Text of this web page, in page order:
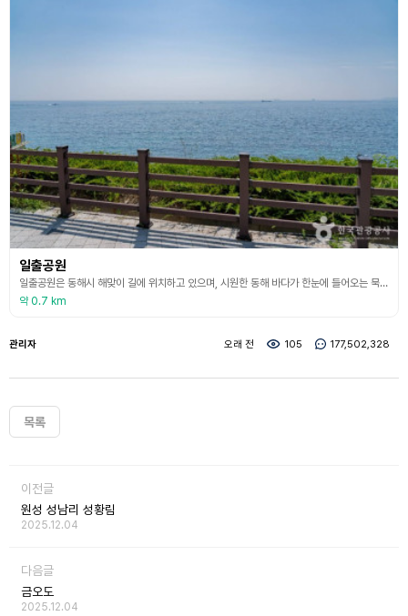
일출공원
일출공원은 동해시 해맞이 길에 위치하고 있으며, 시원한 동해 바다가 한눈에 들어오는 묵호등대가 있다. 그리고 주변에는 휴게시설이 연중 개방되어 있어 많은 관광객이 찾는 인기 장소가 되었다.
약 0.7 km
관리자 오래 전 105 177,502,328
목록
이전글
원성 성남리 성황림
2025.12.04
다음글
금오도
2025.12.04